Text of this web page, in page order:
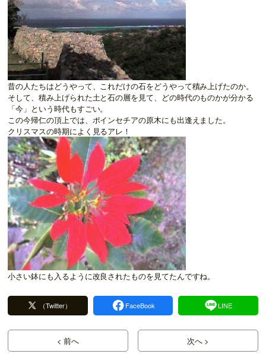
昔の人たちはどうやって、これだけの石をどうやって積み上げたのか。
そして、積み上げられた土と石の層を見て、どの時代のものかが分かる
「今」という時代もすごい。
この今帰仁の頂上では、ポインセチアの原木にも出逢えました。
クリスマスの時期によく見るアレ！
小さい鉢にも入るように改良されたものを見てたんですね。
（Twitter） FaceBook LINE
< 前へ 次へ >